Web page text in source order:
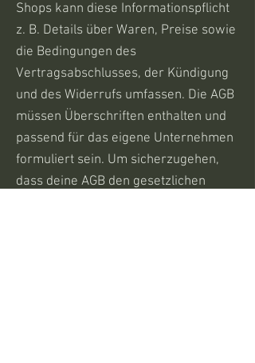
Shops kann diese Informationspflicht
z. B. Details über Waren, Preise sowie
die Bedingungen des
Vertragsabschlusses, der Kündigung
und des Widerrufs umfassen. Die AGB
müssen Überschriften enthalten und
passend für das eigene Unternehmen
formuliert sein. Um sicherzugehen,
dass deine AGB den gesetzlichen